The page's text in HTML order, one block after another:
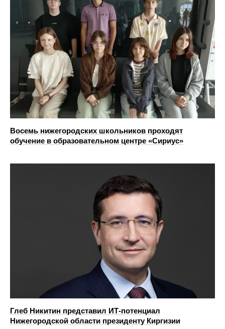
Восемь нижегородских школьников проходят
обучение в образовательном центре «Сириус»
Глеб Никитин представил ИТ-потенциал
Нижегородской области президенту Киргизии